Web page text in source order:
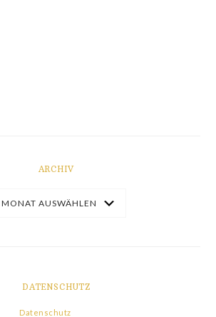
ARCHIV
DATENSCHUTZ
Datenschutz